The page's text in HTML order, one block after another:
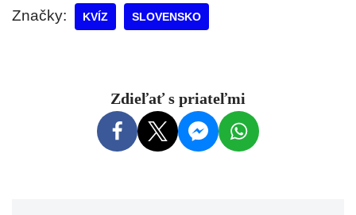
Značky: KVÍZ SLOVENSKO
Zdieľať s priateľmi